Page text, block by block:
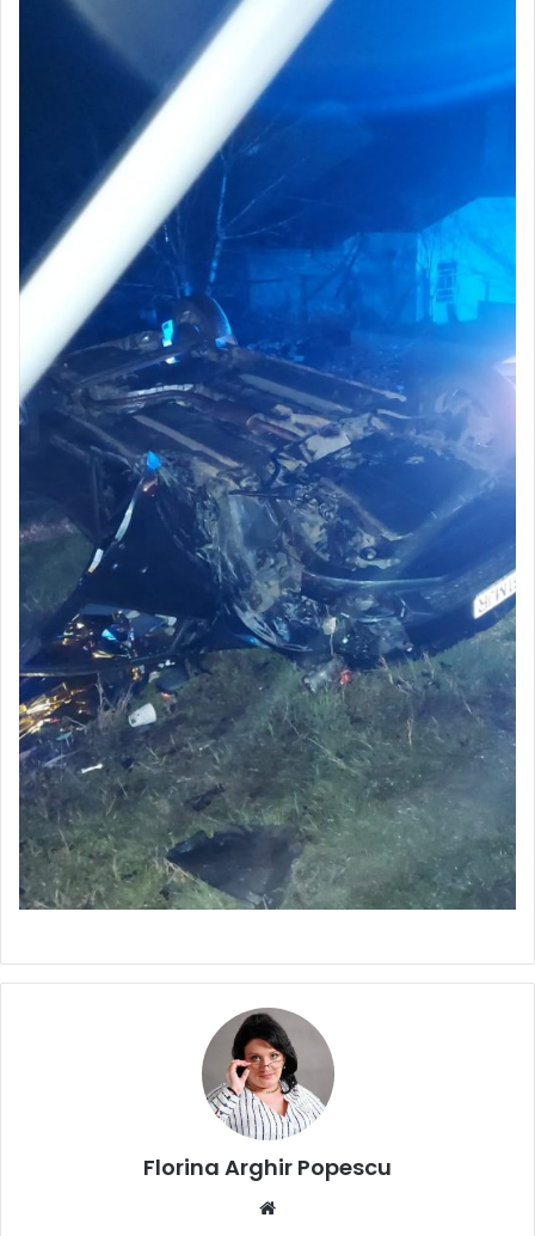
Florina Arghir Popescu